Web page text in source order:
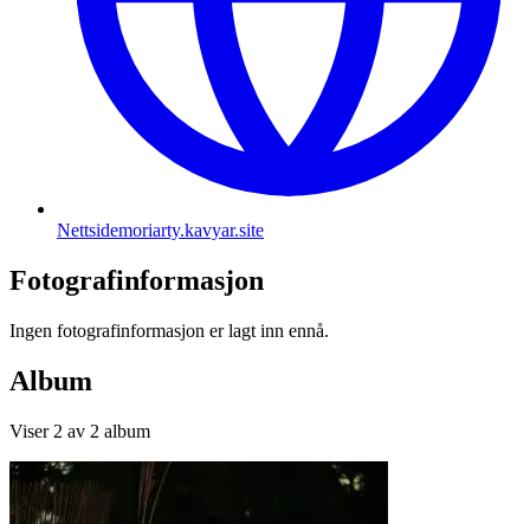
Nettsidemoriarty.kavyar.site
Fotografinformasjon
Ingen fotografinformasjon er lagt inn ennå.
Album
Viser 2 av 2 album